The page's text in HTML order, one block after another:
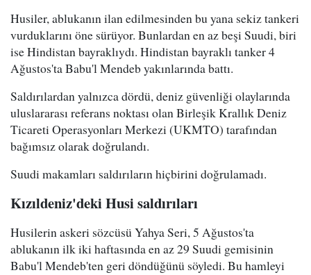
Husiler, ablukanın ilan edilmesinden bu yana sekiz tankeri
vurduklarını öne sürüyor. Bunlardan en az beşi Suudi, biri
ise Hindistan bayraklıydı. Hindistan bayraklı tanker 4
Ağustos'ta Babu'l Mendeb yakınlarında battı.
Saldırılardan yalnızca dördü, deniz güvenliği olaylarında
uluslararası referans noktası olan Birleşik Krallık Deniz
Ticareti Operasyonları Merkezi (UKMTO) tarafından
bağımsız olarak doğrulandı.
Suudi makamları saldırıların hiçbirini doğrulamadı.
Kızıldeniz'deki Husi saldırıları
Husilerin askeri sözcüsü Yahya Seri, 5 Ağustos'ta
ablukanın ilk iki haftasında en az 29 Suudi gemisinin
Babu'l Mendeb'ten geri döndüğünü söyledi. Bu hamleyi